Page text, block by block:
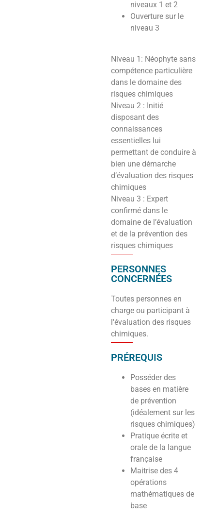
niveaux 1 et 2
Ouverture sur le
niveau 3
Niveau 1: Néophyte sans
compétence particulière
dans le domaine des
risques chimiques
Niveau 2 : Initié
disposant des
connaissances
essentielles lui
permettant de conduire à
bien une démarche
d’évaluation des risques
chimiques
Niveau 3 : Expert
confirmé dans le
domaine de l’évaluation
et de la prévention des
risques chimiques
PERSONNES
CONCERNÉES
Toutes personnes en
charge ou participant à
l'évaluation des risques
chimiques.
PRÉREQUIS
Posséder des
bases en matière
de prévention
(idéalement sur les
risques chimiques)
Pratique écrite et
orale de la langue
française
Maitrise des 4
opérations
mathématiques de
base